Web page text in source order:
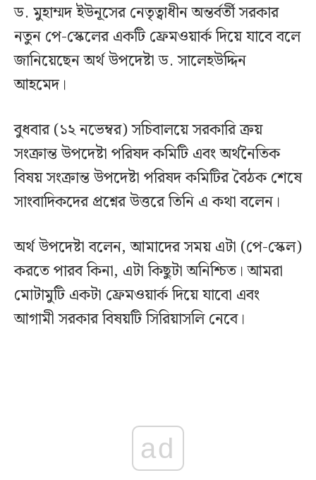
ড. মুহাম্মদ ইউনূসের নেতৃত্বাধীন অন্তর্বর্তী সরকার
নতুন পে-স্কেলের একটি ফ্রেমওয়ার্ক দিয়ে যাবে বলে
জানিয়েছেন অর্থ উপদেষ্টা ড. সালেহউদ্দিন
আহমেদ।
বুধবার (১২ নভেম্বর) সচিবালয়ে সরকারি ক্রয়
সংক্রান্ত উপদেষ্টা পরিষদ কমিটি এবং অর্থনৈতিক
বিষয় সংক্রান্ত উপদেষ্টা পরিষদ কমিটির বৈঠক শেষে
সাংবাদিকদের প্রশ্নের উত্তরে তিনি এ কথা বলেন।
অর্থ উপদেষ্টা বলেন, আমাদের সময় এটা (পে-স্কেল)
করতে পারব কিনা, এটা কিছুটা অনিশ্চিত। আমরা
মোটামুটি একটা ফ্রেমওয়ার্ক দিয়ে যাবো এবং
আগামী সরকার বিষয়টি সিরিয়াসলি নেবে।
ad